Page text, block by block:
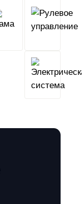
оси,
Рама
Фильтры